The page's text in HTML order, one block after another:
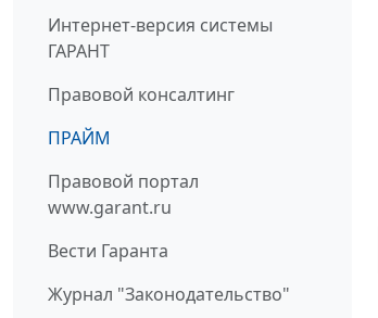
Интернет-версия системы
ГАРАНТ
Правовой консалтинг
ПРАЙМ
Правовой портал
www.garant.ru
Вести Гаранта
Журнал "Законодательство"